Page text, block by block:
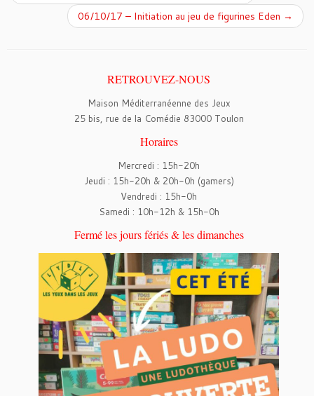
06/10/17 – Initiation au jeu de figurines Eden →
RETROUVEZ-NOUS
Maison Méditerranéenne des Jeux
25 bis, rue de la Comédie 83000 Toulon
Horaires
Mercredi : 15h-20h
Jeudi : 15h-20h & 20h-0h (gamers)
Vendredi : 15h-0h
Samedi : 10h-12h & 15h-0h
Fermé les jours fériés & les dimanches